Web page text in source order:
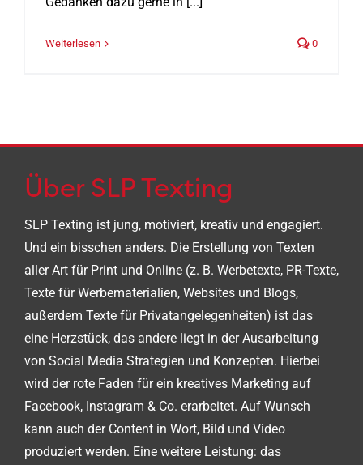
Weiterlesen 0
Über SLP Texting
SLP Texting ist jung, motiviert, kreativ und engagiert.
Und ein bisschen anders. Die Erstellung von Texten
aller Art für Print und Online (z. B. Werbetexte, PR-Texte,
Texte für Werbematerialien, Websites und Blogs,
außerdem Texte für Privatangelegenheiten) ist das
eine Herzstück, das andere liegt in der Ausarbeitung
von Social Media Strategien und Konzepten. Hierbei
wird der rote Faden für ein kreatives Marketing auf
Facebook, Instagram & Co. erarbeitet. Auf Wunsch
kann auch der Content in Wort, Bild und Video
produziert werden. Eine weitere Leistung: das